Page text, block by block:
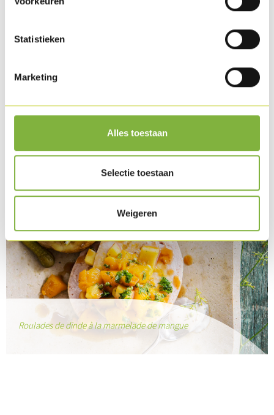
Statistieken
Marketing
Alles toestaan
Selectie toestaan
Weigeren
dinde
Roulades de dinde à la marmelade de mangue